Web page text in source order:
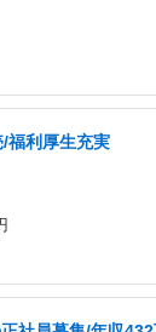
福利厚生充実